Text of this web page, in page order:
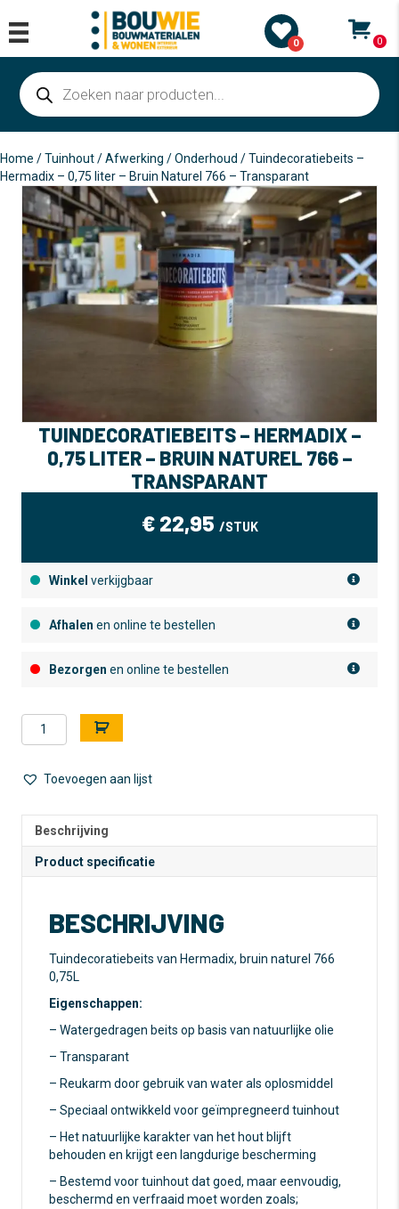
0 0
Producten
zoeken
Home /Tuinhout/Afwerking / Onderhoud / Tuindecoratiebeits –
Hermadix – 0,75 liter – Bruin Naturel 766 – Transparant
TUINDECORATIEBEITS – HERMADIX –
0,75 LITER – BRUIN NATUREL 766 –
TRANSPARANT
€22,95 /STUK
Winkel verkijgbaar
Afhalen en online te bestellen
Bezorgen en online te bestellen
Tuindecoratiebeits
-
-
Bruin
Naturel
Transparant
aantal
l
e
n
t
i
:
Toevoegen aan lijst
Beschrijving
Product specificatie
BESCHRIJVING
Tuindecoratiebeits van Hermadix, bruin naturel 766
0,75L
Eigenschappen:
– Watergedragen beits op basis van natuurlijke olie
– Transparant
– Reukarm door gebruik van water als oplosmiddel
– Speciaal ontwikkeld voor geïmpregneerd tuinhout
– Het natuurlijke karakter van het hout blijft
behouden en krijgt een langdurige bescherming
– Bestemd voor tuinhout dat goed, maar eenvoudig,
beschermd en verfraaid moet worden zoals;